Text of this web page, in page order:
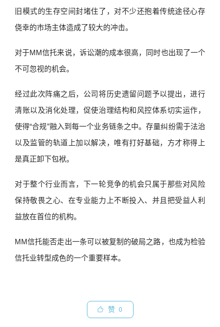
旧模式的生存空间封堵住了，对不少还抱着传统途径心存
侥幸的市场主体造成了较大的冲击。
对于MM信托来说，诉讼潮的成本很高，同时也出现了一个
不可忽视的机会。
经过此次阵痛之后，公司将历史遗留问题予以提出，进行
清账以及消化处理，促使治理结构和风控体系切实运作，
使得“合规”融入到每一个业务链条之中。存量纠纷需于法治
以及监管的轨道上加以解决，唯有打好基础，方才称得上
是真正卸下包袱。
对于整个行业而言，下一轮竞争的机会只属于那些对风险
保持敬畏之心、在专业能力上不断投入、并且把受益人利
益放在首位的机构。
MM信托能否走出一条可以被复制的破局之路，也成为检验
信托业转型成色的一个重要样本。
赞 0